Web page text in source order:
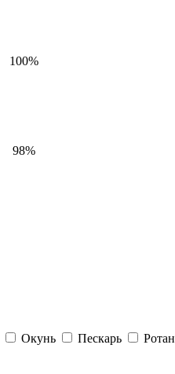
100%
98%
Окунь Пескарь Ротан